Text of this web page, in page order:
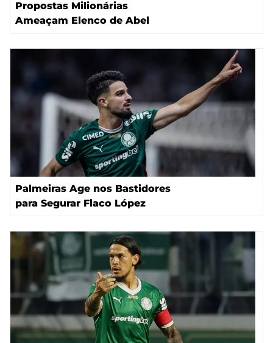
Propostas Milionárias
Ameaçam Elenco de Abel
Palmeiras Age nos Bastidores
para Segurar Flaco López